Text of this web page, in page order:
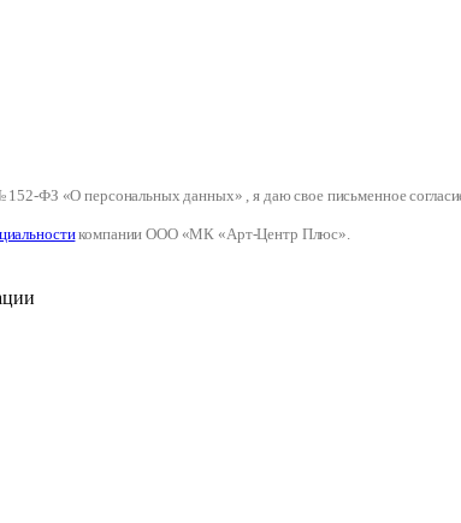
152-ФЗ «О персональных данных» , я даю свое письменное
компании ООО «МК «Арт-Центр Плюс».